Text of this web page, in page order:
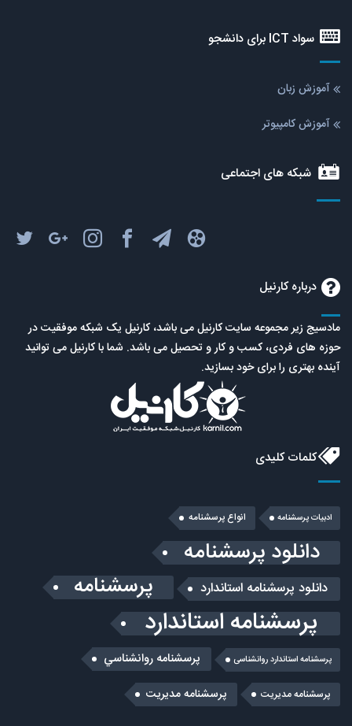
سواد ICT برای دانشجو
آموزش زبان
آموزش کامپیوتر
شبکه های اجتماعی
درباره کارنیل
مادسیج زیر مجموعه سایت کارنیل می باشد، کارنیل یک شبکه موفقیت در
حوزه های فردی، کسب و کار و تحصیل می باشد. شما با کارنیل می توانید
آینده بهتری را برای خود بسازید.
کلمات کلیدی
ادبیات پرسشنامه انواع پرسشنامه
دانلود پرسشنامه
دانلود پرسشنامه استاندارد پرسشنامه
پرسشنامه استاندارد
پرسشنامه استاندارد روانشناسی پرسشنامه روانشناسي
پرسشنامه مديريت پرسشنامه مدیریت